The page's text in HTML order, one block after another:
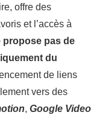
offre des
et l’accès à
propose pas de
du
de liens
vers des
, Google Video